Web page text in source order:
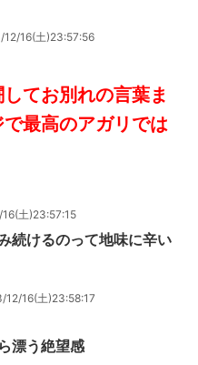
12/16(土)23:57:56
てお別れの言葉ま
最高のアガリでは
土)23:57:15
続けるのって地味に辛い
12/16(土)23:58:17
漂う絶望感